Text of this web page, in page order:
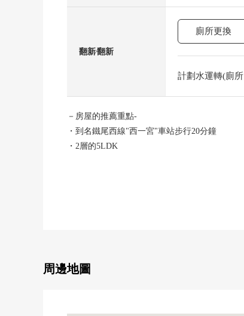
翻新⁄翻新
廁所更換
計劃水運轉(廁
－房屋的推薦重點-
・到名鐵尾西線"西一宮"車站步行20分鐘
・2層的5LDK
・Cross張替、室內清洗
周邊地圖